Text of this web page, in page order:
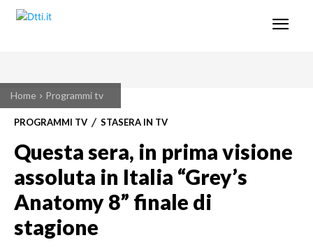
Home Programmi tv
PROGRAMMI TV STASERA IN TV
Questa sera, in prima visione
assoluta in Italia “Grey’s
Anatomy 8” finale di
stagione